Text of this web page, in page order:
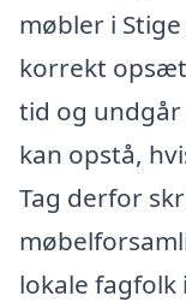
møbler i
korrekt
tid og
kan opstå,
Tag derfor
lokale fagfolk